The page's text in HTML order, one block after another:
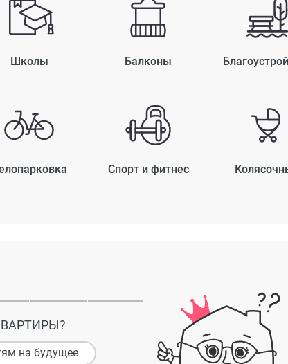
Школы Балконы
Спорт и фитнес
на будущее